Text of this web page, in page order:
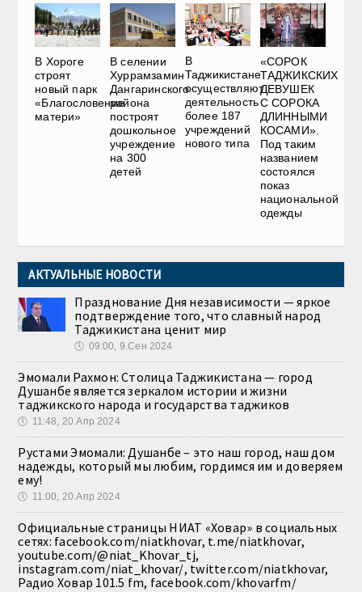
В Хороге
строят
новый парк
«Благословение
матери»
В селении
Хуррамзамин
Дангаринского
района
построят
дошкольное
учреждение
на 300
детей
В
Таджикистане
осуществляют
деятельность
более 187
учреждений
нового типа
«СОРОК
ТАДЖИКСКИХ
ДЕВУШЕК
С СОРОКА
ДЛИННЫМИ
КОСАМИ».
Под таким
названием
состоялся
показ
национальной
одежды
АКТУАЛЬНЫЕ НОВОСТИ
Празднование Дня независимости — яркое
подтверждение того, что славный народ
Таджикистана ценит мир
🕔 09:00, 9.Сен 2024
Эмомали Рахмон: Столица Таджикистана — город
Душанбе является зеркалом истории и жизни
таджикского народа и государства таджиков
🕔 11:48, 20.Апр 2024
Рустами Эмомали: Душанбе – это наш город, наш дом
надежды, который мы любим, гордимся им и доверяем
ему!
🕔 11:00, 20.Апр 2024
Официальные страницы НИАТ «Ховар» в социальных
сетях: facebook.com/niatkhovar, t.me/niatkhovar,
youtube.com/@niat_Khovar_tj,
instagram.com/niat_khovar/, twitter.com/niatkhovar,
Радио Ховар 101.5 fm, facebook.com/khovarfm/